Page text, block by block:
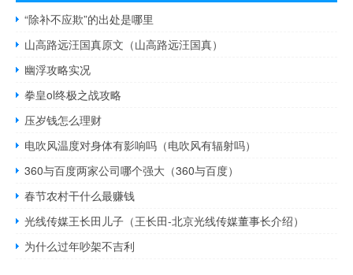
“除补不应欺”的出处是哪里
山高路远汪国真原文（山高路远汪国真）
幽浮攻略实况
拳皇ol终极之战攻略
压岁钱怎么理财
电吹风温度对身体有影响吗（电吹风有辐射吗）
360与百度两家公司哪个强大（360与百度）
春节农村干什么最赚钱
光线传媒王长田儿子（王长田-北京光线传媒董事长介绍）
为什么过年吵架不吉利